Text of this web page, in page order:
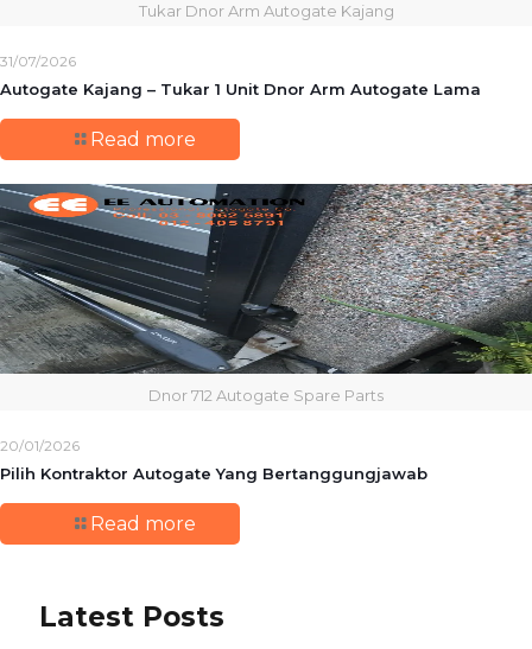
Tukar Dnor Arm Autogate Kajang
31/07/2026
Autogate Kajang – Tukar 1 Unit Dnor Arm Autogate Lama
Read more
Dnor 712 Autogate Spare Parts
20/01/2026
Pilih Kontraktor Autogate Yang Bertanggungjawab
Read more
Latest Posts